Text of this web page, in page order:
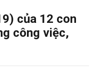
của 12 con
công việc,